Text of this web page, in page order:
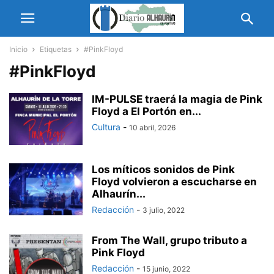
Inicio Etiquetas #PinkFloyd
#PinkFloyd
IM-PULSE traerá la magia de Pink
Floyd a El Portón en...
Cultura - 10 abril, 2026
Los míticos sonidos de Pink
Floyd volvieron a escucharse en
Alhaurín...
Redacción - 3 julio, 2022
From The Wall, grupo tributo a
Pink Floyd
Redacción - 15 junio, 2022